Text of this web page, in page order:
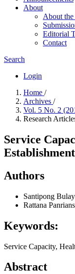
About
About the
Editorial
Contact
Search
Login
Home /
Archives /
Vol. 5 No. 2
Research
Service
Authors
Santipong
Rattana
Keywords:
Service Capacity,
Abstract